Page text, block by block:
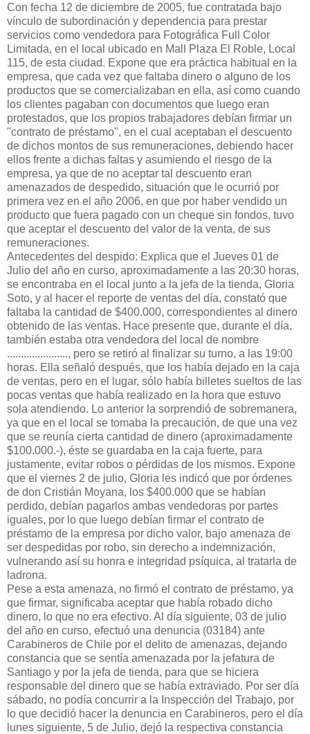
Con fecha 12 de diciembre de 2005, fue contratada bajo
vínculo de subordinación y dependencia para prestar
servicios como vendedora para Fotográfica Full Color
Limitada, en el local ubicado en Mall Plaza El Roble, Local
115, de esta ciudad. Expone que era práctica habitual en la
empresa, que cada vez que faltaba dinero o alguno de los
productos que se comercializaban en ella, así como cuando
los clientes pagaban con documentos que luego eran
protestados, que los propios trabajadores debían firmar un
"contrato de préstamo", en el cual aceptaban el descuento
de dichos montos de sus remuneraciones, debiendo hacer
ellos frente a dichas faltas y asumiendo el riesgo de la
empresa, ya que de no aceptar tal descuento eran
amenazados de despedido, situación que le ocurrió por
primera vez en el año 2006, en que por haber vendido un
producto que fuera pagado con un cheque sin fondos, tuvo
que aceptar el descuento del valor de la venta, de sus
remuneraciones.
Antecedentes del despido: Explica que el Jueves 01 de
Julio del año en curso, aproximadamente a las 20:30 horas,
se encontraba en el local junto a la jefa de la tienda, Gloria
Soto, y al hacer el reporte de ventas del día, constató que
faltaba la cantidad de $400.000, correspondientes al dinero
obtenido de las ventas. Hace presente que, durante el día,
también estaba otra vendedora del local de nombre
......................, pero se retiró al finalizar su turno, a las 19:00
horas. Ella señaló después, que los había dejado en la caja
de ventas, pero en el lugar, sólo había billetes sueltos de las
pocas ventas que había realizado en la hora que estuvo
sola atendiendo. Lo anterior la sorprendió de sobremanera,
ya que en el local se tomaba la precaución, de que una vez
que se reunía cierta cantidad de dinero (aproximadamente
$100.000.-), éste se guardaba en la caja fuerte, para
justamente, evitar robos o pérdidas de los mismos. Expone
que el viernes 2 de julio, Gloria les indicó que por órdenes
de don Cristián Moyana, los $400.000 que se habían
perdido, debían pagarlos ambas vendedoras por partes
iguales, por lo que luego debían firmar el contrato de
préstamo de la empresa por dicho valor, bajo amenaza de
ser despedidas por robo, sin derecho a indemnización,
vulnerando así su honra e integridad psíquica, al tratarla de
ladrona.
Pese a esta amenaza, no firmó el contrato de préstamo, ya
que firmar, significaba aceptar que había robado dicho
dinero, lo que no era efectivo. Al día siguiente, 03 de julio
del año en curso, efectuó una denuncia (03184) ante
Carabineros de Chile por el delito de amenazas, dejando
constancia que se sentía amenazada por la jefatura de
Santiago y por la jefa de tienda, para que se hiciera
responsable del dinero que se había extraviado. Por ser día
sábado, no podía concurrir a la Inspección del Trabajo, por
lo que decidió hacer la denuncia en Carabineros, pero el día
lunes siguiente, 5 de Julio, dejó la respectiva constancia